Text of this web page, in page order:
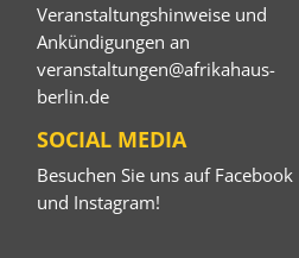
Veranstaltungshinweise und
Ankündigungen an
veranstaltungen@afrikahaus-
berlin.de
SOCIAL MEDIA
Besuchen Sie uns auf Facebook
und Instagram!